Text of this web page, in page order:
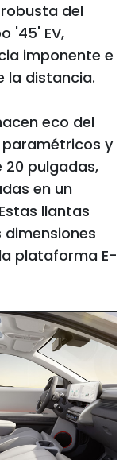
robusta del
'45' EV,
imponente e
la distancia.
eco del
y
pulgadas,
en un
llantas
plataforma E-